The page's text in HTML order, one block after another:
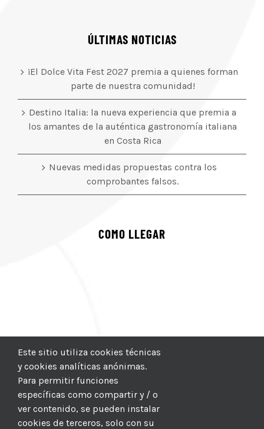
ÚLTIMAS NOTICIAS
¡El Dolce Vita Fest 2027 premia a quienes forman
parte de nuestra comunidad!
Destino Italia: la nueva experiencia que premia a
los amantes de la auténtica gastronomía italiana
en Costa Rica
Nuevas medidas propuestas contra los
comprobantes falsos.
COMO LLEGAR
Este sitio utiliza cookies técnicas
y cookies analíticas anónimas.
Para permitir funciones
específicas como compartir y / o
ver contenido, se pueden instalar
cookies de terceros, solo con su